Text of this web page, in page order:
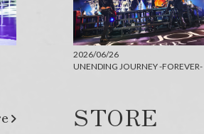
2026/06/26
UNENDING JOURNEY -FOREVER-
STORE